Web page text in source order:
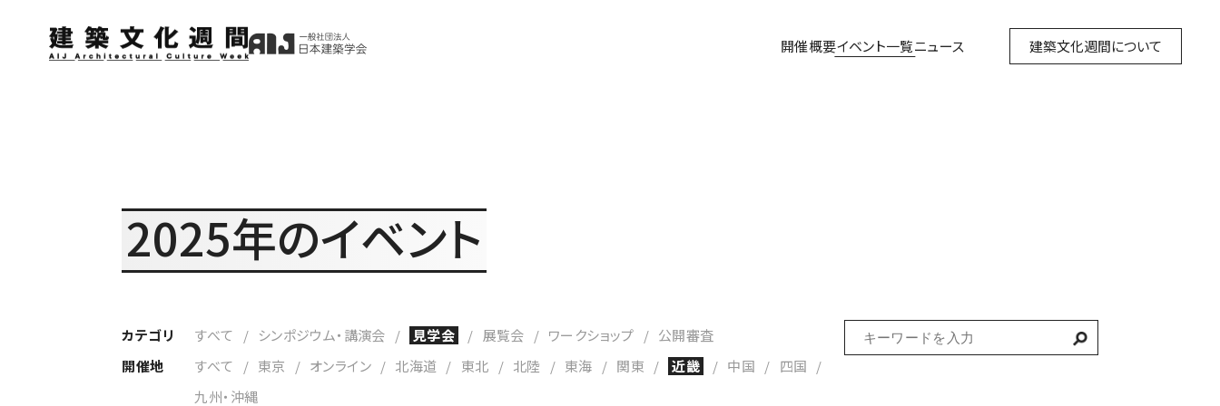
開催概要イベント一覧ニュース 建築文化週間について
2025年のイベント
カテゴリ すべて シンポジウム・講演会 見学会 展覧会 ワークショップ
公開審査
開催地
すべて 東京 オンライン 北海道 東北 北陸 東海 関東 近畿 中国
四国
九州・沖縄